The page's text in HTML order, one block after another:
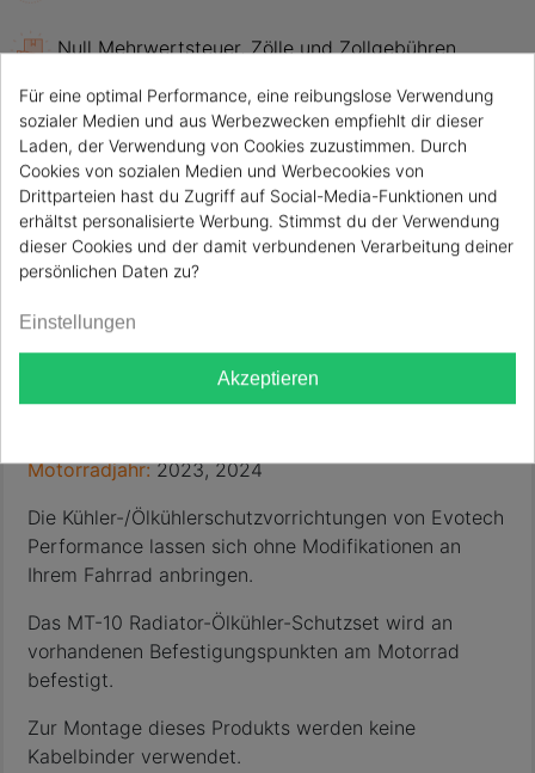
Null Mehrwertsteuer, Zölle und Zollgebühren
Beschreibung Artikeldetails
KÜHLERGRILL YAMAHA MT-10 SP 2023+
EVOTECH-PERFORMANCE
Referenz: PRN013230-013231-02
Marke: EVOTECH-PERFORMANCE
YAMAHA
Motorradjahr: 2023, 2024
Die Kühler-/Ölkühlerschutzvorrichtungen von Evotech
Performance lassen sich ohne Modifikationen an
Ihrem Fahrrad anbringen.
Das MT-10 Radiator-Ölkühler-Schutzset wird an
vorhandenen Befestigungspunkten am Motorrad
befestigt.
Zur Montage dieses Produkts werden keine
Kabelbinder verwendet.
Für eine optimal Performance, eine reibungslose Verwendung
sozialer Medien und aus Werbezwecken empfiehlt dir dieser
Laden, der Verwendung von Cookies zuzustimmen. Durch
Cookies von sozialen Medien und Werbecookies von
Drittparteien hast du Zugriff auf Social-Media-Funktionen und
erhältst personalisierte Werbung. Stimmst du der Verwendung
dieser Cookies und der damit verbundenen Verarbeitung deiner
persönlichen Daten zu?
Einstellungen
Akzeptieren